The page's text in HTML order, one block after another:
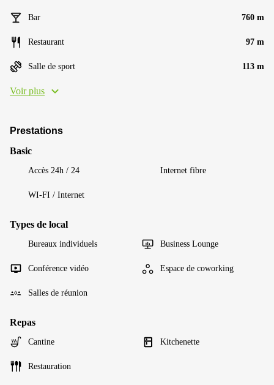
Bar 760 m
Restaurant 97 m
Salle de sport 113 m
Voir plus
Prestations
Basic
Accès 24h / 24 Internet fibre
WI-FI / Internet
Types de local
Bureaux individuels Business Lounge
Conférence vidéo Espace de coworking
Salles de réunion
Repas
Cantine Kitchenette
Restauration